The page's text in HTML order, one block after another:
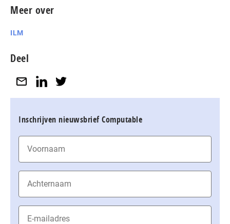
Meer over
ILM
Deel
Inschrijven nieuwsbrief Computable